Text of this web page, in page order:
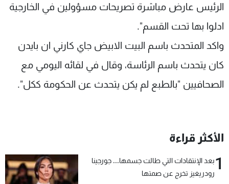
الرئيس عارض مباشرة تصريحات مسؤولين في الخارجية
ادلوا بها تحت القسم".
واكد المتحدث باسم البيت الابيض جاي كارني ان بايدن
كان يتحدث باسم الرئاسة، وقال في لقائه اليومي مع
الصحافيين "بالطبع لم يكن يتحدث عن الحكومة ككل".
الأكثر قراءة
1بعد الإنتقادات التي طالت جسمها... جورجينا
رودريغيز تخرج عن صمتها